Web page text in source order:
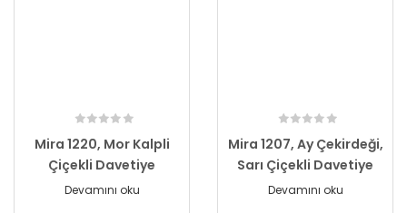
Mira 1220, Mor Kalpli
Çiçekli Davetiye
Devamını oku
Mira 1207, Ay Çekirdeği,
Sarı Çiçekli Davetiye
Devamını oku